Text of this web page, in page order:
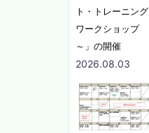
ト・トレーニング
ワークショップ
～」の開催
2026.08.03